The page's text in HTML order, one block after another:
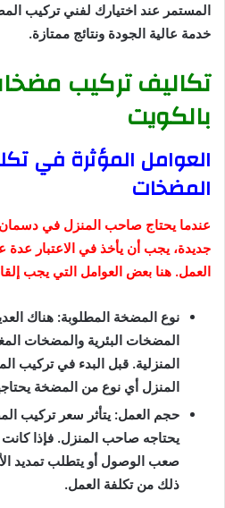
المستمر عند اختيارك لفني تركيب
خدمة عالية الجودة ونتائج ممتازة.
تكاليف تركيب
بالكويت
العوامل المؤثرة في
المضخات
عندما يحتاج صاحب المنزل في
جديدة، يجب أن يأخذ في الاعتبار عدة
العمل. هنا بعض العوامل التي يجب
نوع المضخة المطلوبة: هناك
المضخات البئرية والمضخات
المنزلية. قبل البدء في
المنزل أي نوع من المضخة
حجم العمل: يتأثر سعر تركيب
يحتاجه صاحب المنزل. فإذا
صعب الوصول أو يتطلب تمديد
ذلك من تكلفة العمل.